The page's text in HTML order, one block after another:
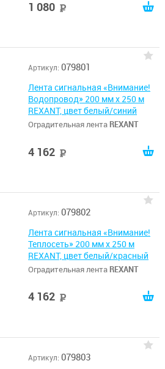
1 080
Артикул: 079801
Лента сигнальная «Внимание!
Водопровод» 200 мм х 250 м
REXANT, цвет белый/синий
Оградительная лента REXANT
4 162
Артикул: 079802
Лента сигнальная «Внимание!
Теплосеть» 200 мм х 250 м
REXANT, цвет белый/красный
Оградительная лента REXANT
4 162
Артикул: 079803